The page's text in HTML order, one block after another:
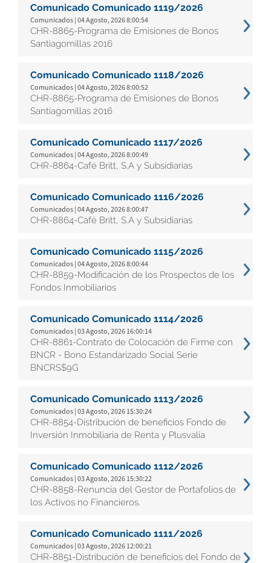
Comunicado Comunicado 1119/2026
Comunicados | 04 Agosto, 2026 8:00:54
CHR-8865-Programa de Emisiones de Bonos
Santiagomillas 2016
Comunicado Comunicado 1118/2026
Comunicados | 04 Agosto, 2026 8:00:52
CHR-8865-Programa de Emisiones de Bonos
Santiagomillas 2016
Comunicado Comunicado 1117/2026
Comunicados | 04 Agosto, 2026 8:00:49
CHR-8864-Café Britt, S.A y Subsidiarias
Comunicado Comunicado 1116/2026
Comunicados | 04 Agosto, 2026 8:00:47
CHR-8864-Café Britt, S.A y Subsidiarias
Comunicado Comunicado 1115/2026
Comunicados | 04 Agosto, 2026 8:00:44
CHR-8859-Modificación de los Prospectos de los
Fondos Inmobiliarios
Comunicado Comunicado 1114/2026
Comunicados | 03 Agosto, 2026 16:00:14
CHR-8861-Contrato de Colocación de Firme con
BNCR - Bono Estandarizado Social Serie
BNCRS$9G
Comunicado Comunicado 1113/2026
Comunicados | 03 Agosto, 2026 15:30:24
CHR-8854-Distribución de beneficios Fondo de
Inversión Inmobiliaria de Renta y Plusvalía
Comunicado Comunicado 1112/2026
Comunicados | 03 Agosto, 2026 15:30:22
CHR-8858-Renuncia del Gestor de Portafolios de
los Activos no Financieros.
Comunicado Comunicado 1111/2026
Comunicados | 03 Agosto, 2026 12:00:21
CHR-8851-Distribución de beneficios del Fondo de